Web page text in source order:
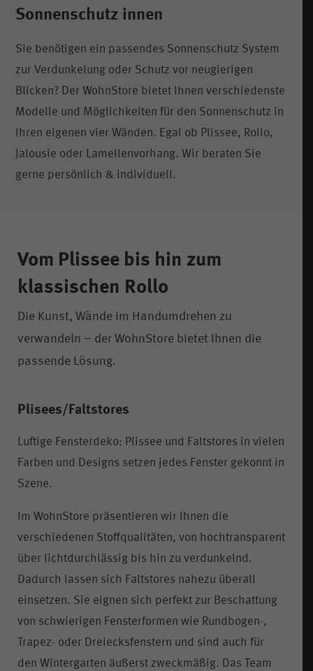
Sonnenschutz innen
Sie benötigen ein passendes Sonnenschutz System
zur Verdunkelung oder Schutz vor neugierigen
Blicken? Der WohnStore bietet Ihnen verschiedenste
Modelle und Möglichkeiten für den Sonnenschutz in
Ihren eigenen vier Wänden. Egal ob Plissee, Rollo,
Jalousie oder Lamellenvorhang. Wir beraten Sie
gerne persönlich & individuell.
Vom Plissee bis hin zum
klassischen Rollo
Die Kunst, Wände im Handumdrehen zu
verwandeln – der WohnStore bietet Ihnen die
passende Lösung.
Plisees/Faltstores
Luftige Fensterdeko: Plissee und Faltstores in vielen
Farben und Designs setzen jedes Fenster gekonnt in
Szene.
Im WohnStore präsentieren wir Ihnen die
verschiedenen Stoffqualitäten, von hochtransparent
über lichtdurchlässig bis hin zu verdunkelnd.
Dadurch lassen sich Faltstores nahezu überall
einsetzen. Sie eignen sich perfekt zur Beschattung
von schwierigen Fensterformen wie Rundbogen-,
Trapez- oder Dreiecksfenstern und sind auch für
den Wintergarten äußerst zweckmäßig. Das Team